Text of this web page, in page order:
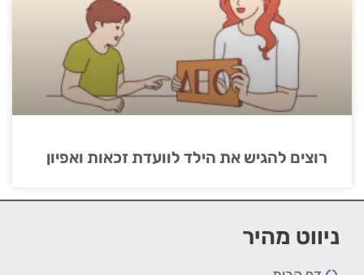
רוצים להגיש את הילד לוועדת זכאות ואפיון
ניווט מהיר